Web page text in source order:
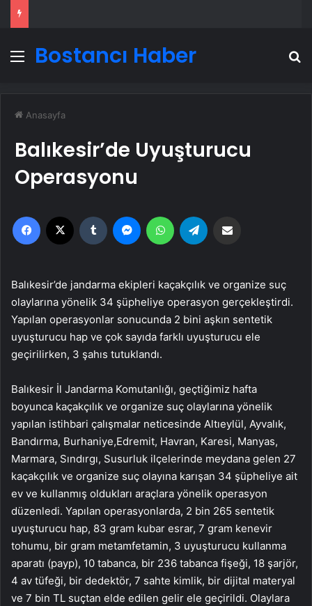
Menü
Bostancı Haber
Anasayfa
Balıkesir’de Uyuşturucu
Operasyonu
Facebook Tumblr MessengerWhatsApp
Balıkesir’de jandarma ekipleri kaçakçılık ve organize suç
olaylarına yönelik 34 şüpheliye operasyon gerçekleştirdi.
Yapılan operasyonlar sonucunda 2 bini aşkın sentetik
uyuşturucu hap ve çok sayıda farklı uyuşturucu ele
geçirilirken, 3 şahıs tutuklandı.
Balıkesir İl Jandarma Komutanlığı, geçtiğimiz hafta
boyunca kaçakçılık ve organize suç olaylarına yönelik
yapılan istihbari çalışmalar neticesinde Altıeylül, Ayvalık,
Bandırma, Burhaniye,Edremit, Havran, Karesi, Manyas,
Marmara, Sındırgı, Susurluk ilçelerinde meydana gelen 27
kaçakçılık ve organize suç olayına karışan 34 şüpheliye ait
ev ve kullanmış oldukları araçlara yönelik operasyon
düzenledi. Yapılan operasyonlarda, 2 bin 265 sentetik
uyuşturucu hap, 83 gram kubar esrar, 7 gram kenevir
tohumu, bir gram metamfetamin, 3 uyuşturucu kullanma
aparatı (payp), 10 tabanca, bir 236 tabanca fişeği, 18 şarjör,
4 av tüfeği, bir dedektör, 7 sahte kimlik, bir dijital materyal
ve 7 bin TL suçtan elde edilen gelir ele geçirildi. Olaylara